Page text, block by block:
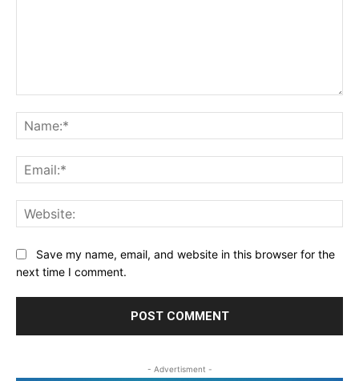
Save my name, email, and website in this browser for the
next time I comment.
- Advertisment -